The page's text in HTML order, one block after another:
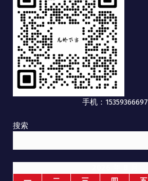
手机：15359366697
搜索